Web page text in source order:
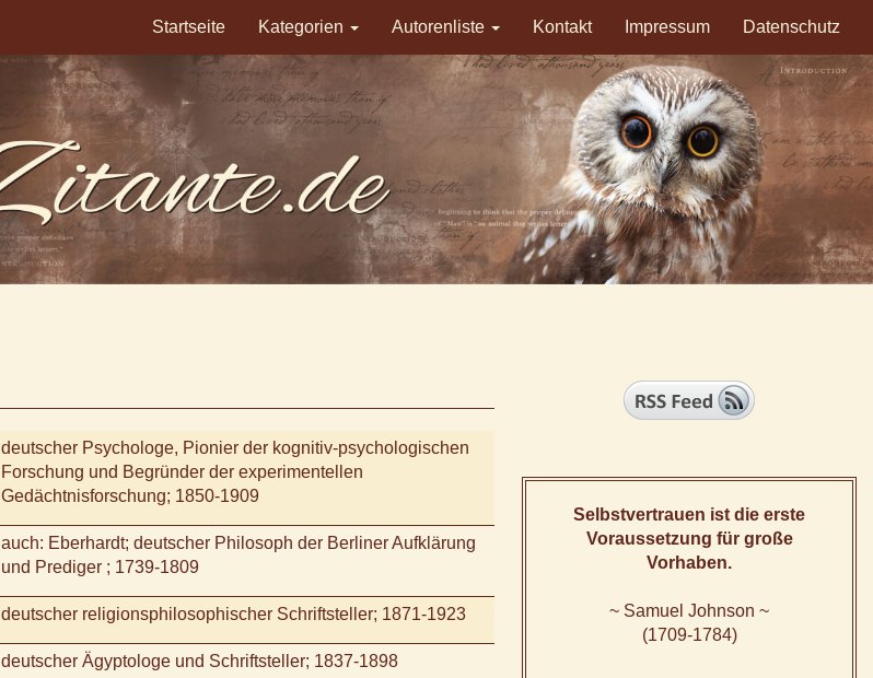
Startseite Kategorien Autorenliste Kontakt Impressum Datenschutz
deutscher Psychologe, Pionier der kognitiv-psychologischen
Forschung und Begründer der experimentellen
Gedächtnisforschung; 1850-1909
auch: Eberhardt; deutscher Philosoph der Berliner Aufklärung
und Prediger ; 1739-1809
deutscher religionsphilosophischer Schriftsteller; 1871-1923
deutscher Ägyptologe und Schriftsteller; 1837-1898
Selbstvertrauen ist die erste
Voraussetzung für große
Vorhaben.
~ Samuel Johnson ~
(1709-1784)